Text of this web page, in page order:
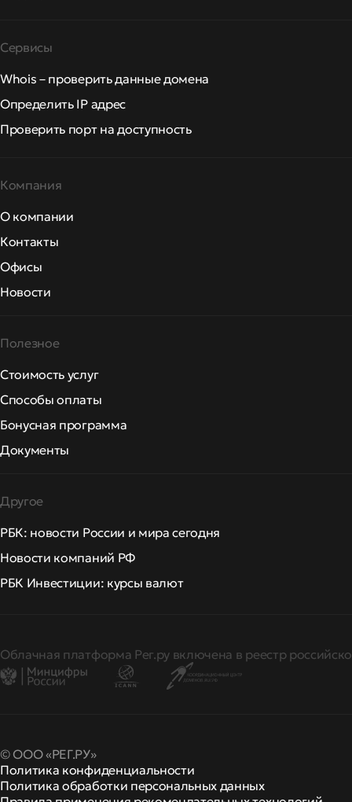
Сервисы
Whois – проверить данные домена
Определить IP адрес
Проверить порт на доступность
Компания
О компании
Контакты
Офисы
Новости
Полезное
Стоимость услуг
Способы оплаты
Бонусная программа
Документы
Другое
РБК: новости России и мира сегодня
Новости компаний РФ
РБК Инвестиции: курсы валют
Облачная платформа Рег.ру включена в реестр
© ООО «РЕГ.РУ»
Политика конфиденциальности
Политика обработки персональных данных